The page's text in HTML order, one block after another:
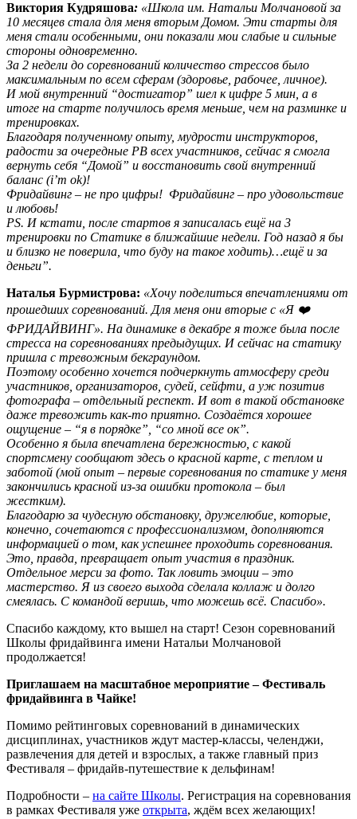
Виктория Кудряшова: «Школа им. Натальи Молчановой за
10 месяцев стала для меня вторым Домом. Эти старты для
меня стали особенными, они показали мои слабые и сильные
стороны одновременно.
За 2 недели до соревнований количество стрессов было
максимальным по всем сферам (здоровье, рабочее, личное).
И мой внутренний “достигатор” шел к цифре 5 мин, а в
итоге на старте получилось время меньше, чем на разминке и
тренировках.
Благодаря полученному опыту, мудрости инструкторов,
радости за очередные PB всех участников, сейчас я смогла
вернуть себя “Домой” и восстановить свой внутренний
баланс (i’m ok)!
Фридайвинг – не про цифры! Фридайвинг – про удовольствие
и любовь!
PS. И кстати, после стартов я записалась ещё на 3
тренировки по Статике в ближайшие недели. Год назад я бы
и близко не поверила, что буду на такое ходить)…ещё и за
деньги”.
Наталья Бурмистрова: «Хочу поделиться впечатлениями от
прошедших соревнований. Для меня они вторые с «Я ❤️
ФРИДАЙВИНГ». На динамике в декабре я тоже была после
стресса на соревнованиях предыдущих. И сейчас на статику
пришла с тревожным бекграундом.
Поэтому особенно хочется подчеркнуть атмосферу среди
участников, организаторов, судей, сейфти, а уж позитив
фотографа – отдельный респект. И вот в такой обстановке
даже тревожить как-то приятно. Создаётся хорошее
ощущение – “я в порядке”, “со мной все ок”.
Особенно я была впечатлена бережностью, с какой
спортсмену сообщают здесь о красной карте, с теплом и
заботой (мой опыт – первые соревнования по статике у меня
закончились красной из-за ошибки протокола – был
жестким).
Благодарю за чудесную обстановку, дружелюбие, которые,
конечно, сочетаются с профессионализмом, дополняются
информацией о том, как успешнее проходить соревнования.
Это, правда, превращает опыт участия в праздник.
Отдельное мерси за фото. Так ловить эмоции – это
мастерство. Я из своего выхода сделала коллаж и долго
смеялась. С командой веришь, что можешь всё. Спасибо».
Спасибо каждому, кто вышел на старт! Сезон соревнований
Школы фридайвинга имени Натальи Молчановой
продолжается!
Приглашаем на масштабное мероприятие – Фестиваль
фридайвинга в Чайке!
Помимо рейтинговых соревнований в динамических
дисциплинах, участников ждут мастер-классы, челенджи,
развлечения для детей и взрослых, а также главный приз
Фестиваля – фридайв-путешествие к дельфинам!
Подробности – на сайте Школы. Регистрация на соревнования
в рамках Фестиваля уже открыта, ждём всех желающих!